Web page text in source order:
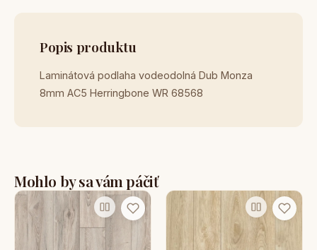
Popis produktu
Laminátová podlaha vodeodolná Dub Monza
8mm AC5 Herringbone WR 68568
Mohlo by sa vám páčiť